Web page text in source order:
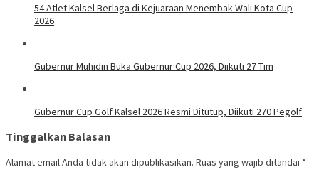
54 Atlet Kalsel Berlaga di Kejuaraan Menembak Wali Kota Cup
2026
Gubernur Muhidin Buka Gubernur Cup 2026, Diikuti 27 Tim
Gubernur Cup Golf Kalsel 2026 Resmi Ditutup, Diikuti 270 Pegolf
Tinggalkan Balasan
Alamat email Anda tidak akan dipublikasikan. Ruas yang wajib ditandai *